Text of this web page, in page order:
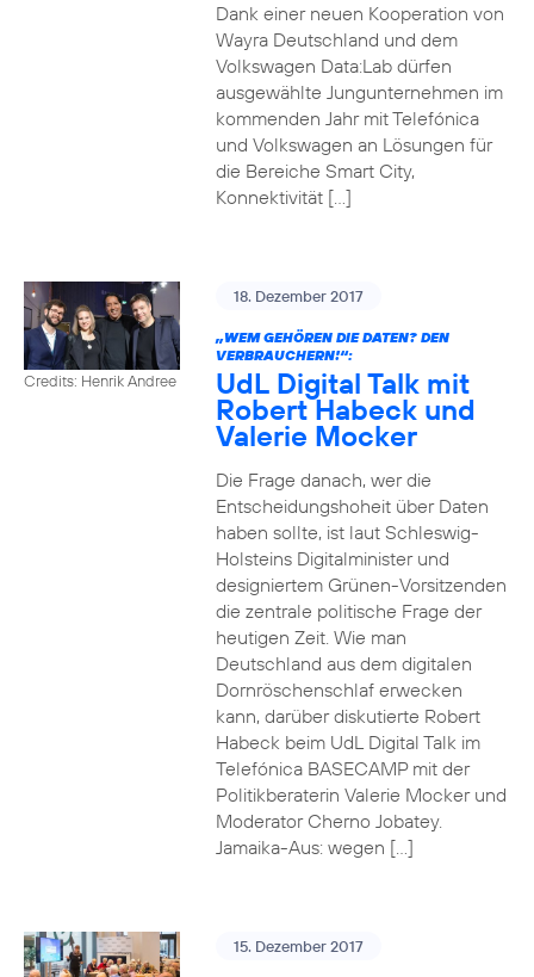
Dank einer neuen Kooperation von
Wayra Deutschland und dem
Volkswagen Data:Lab dürfen
ausgewählte Jungunternehmen im
kommenden Jahr mit Telefónica
und Volkswagen an Lösungen für
die Bereiche Smart City,
Konnektivität […]
Credits: Henrik Andree
18. Dezember 2017
„WEM GEHÖREN DIE DATEN? DEN
VERBRAUCHERN!“:
UdL Digital Talk mit
Robert Habeck und
Valerie Mocker
Die Frage danach, wer die
Entscheidungshoheit über Daten
haben sollte, ist laut Schleswig-
Holsteins Digitalminister und
designiertem Grünen-Vorsitzenden
die zentrale politische Frage der
heutigen Zeit. Wie man
Deutschland aus dem digitalen
Dornröschenschlaf erwecken
kann, darüber diskutierte Robert
Habeck beim UdL Digital Talk im
Telefónica BASECAMP mit der
Politikberaterin Valerie Mocker und
Moderator Cherno Jobatey.
Jamaika-Aus: wegen […]
15. Dezember 2017